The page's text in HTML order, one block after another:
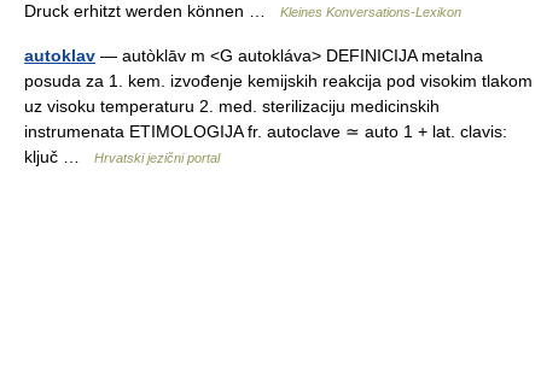
Druck erhitzt werden können …
Kleines Konversations-Lexikon
autoklav — autòklāv m <G autokláva> DEFINICIJA metalna
posuda za 1. kem. izvođenje kemijskih reakcija pod visokim tlakom
uz visoku temperaturu 2. med. sterilizaciju medicinskih
instrumenata ETIMOLOGIJA fr. autoclave ≃ auto 1 + lat. clavis:
ključ …
Hrvatski jezični portal